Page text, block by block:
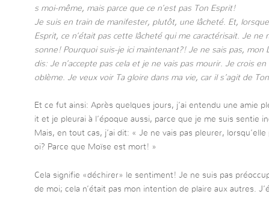
s moi-même, mais parce que ce n’est pas Ton Esprit!
Je suis en train de manifester, plutôt, une lâcheté. Et,
Esprit, ce n’était pas cette lâcheté qui me caractérisait. Je ne
sonne! Pourquoi suis-je ici maintenant?! Je ne sais pas, mon
dis: Je n’accepte pas cela et je ne vais pas mourir. Je crois
oblème. Je veux voir Ta gloire dans ma vie, car il s’agit de
Et ce fut ainsi: Après quelques jours, j’ai entendu une amie
it et je pleurai à l’époque aussi, parce que je me suis sentie
Mais, en tout cas, j’ai dit: « Je ne vais pas pleurer,
oi? Parce que Moïse est mort! »
Cela signifie «déchirer» le sentiment! Je ne suis pas
de moi; cela n’était pas mon intention de plaire aux autres.